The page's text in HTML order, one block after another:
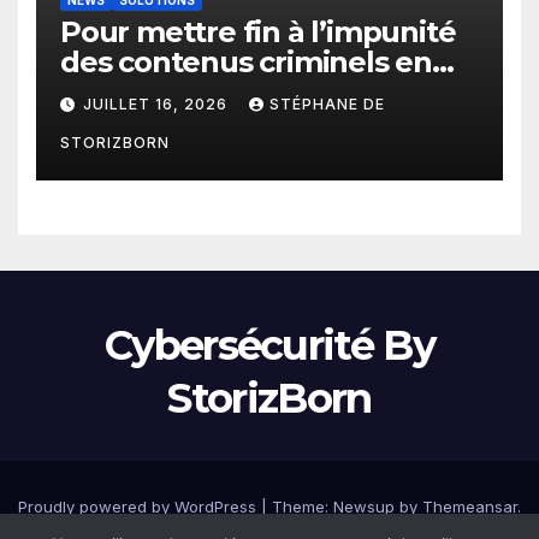
Pour mettre fin à l’impunité
des contenus criminels en
ligne : Moderering met
gratuitement sa technologie
de détection à disposition de
toutes les agences
JUILLET 16, 2026 STÉPHANE DE
STORIZBORN
Cybersécurité By
StorizBorn
Proudly powered by WordPress Theme: Newsup by Themeansar.